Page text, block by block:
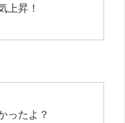
上昇！
ったよ？